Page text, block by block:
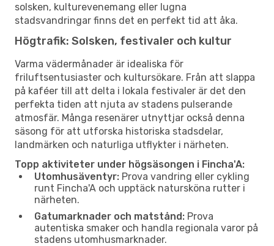
solsken, kulturevenemang eller lugna
stadsvandringar finns det en perfekt tid att åka.
Högtrafik: Solsken, festivaler och kultur
Varma vädermånader är idealiska för
friluftsentusiaster och kultursökare. Från att slappa
på kaféer till att delta i lokala festivaler är det den
perfekta tiden att njuta av stadens pulserande
atmosfär. Många resenärer utnyttjar också denna
säsong för att utforska historiska stadsdelar,
landmärken och naturliga utflykter i närheten.
Topp aktiviteter under högsäsongen i Fincha'A:
Utomhusäventyr: Prova vandring eller cykling
runt Fincha'A och upptäck natursköna rutter i
närheten.
Gatumarknader och matstånd: Prova
autentiska smaker och handla regionala varor på
stadens utomhusmarknader.